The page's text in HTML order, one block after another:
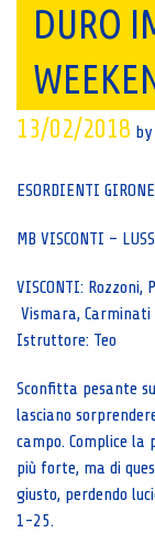
DURO
13/02/2018 by
ESORDIENTI
MB VISCONTI –
VISCONTI: Rozzoni,
Vismara, Carminati
Istruttore: Teo
Sconfitta pesante
lasciano
campo. Complice
più forte, ma di
giusto, perdendo
1-25.